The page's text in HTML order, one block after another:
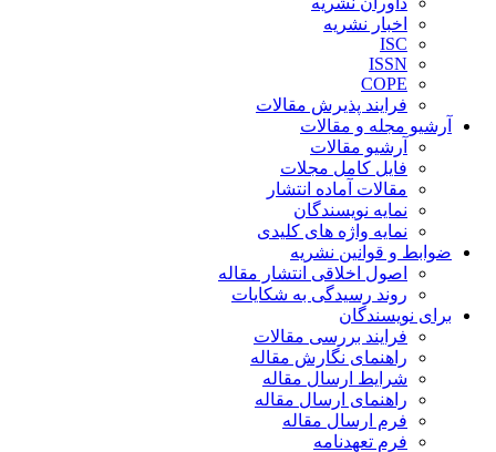
اخبار نشریه
ISC
ISSN
COPE
فرایند پذیرش مقالات
آرشیو مجله و مقالات
آرشیو مقالات
فایل کامل مجلات
مقالات آماده انتشار
نمایه نویسندگان
نمایه واژه های کلیدی
ضوابط و قوانین نشریه
اصول اخلاقی انتشار مقاله
روند رسیدگی به شکایات
برای نویسندگان
فرایند بررسی مقالات
راهنمای نگارش مقاله
شرایط ارسال مقاله
راهنمای ارسال مقاله
فرم ارسال مقاله
فرم تعهدنامه